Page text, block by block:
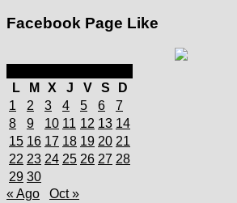
Facebook Page Like
L
M X J V S
D
1
2 3 4 5 6
7
8
9 10 11 12 13 14
15 16 17 18 19 20 21
22 23 24 25 26 27 28
29 30
« Ago
Oct »